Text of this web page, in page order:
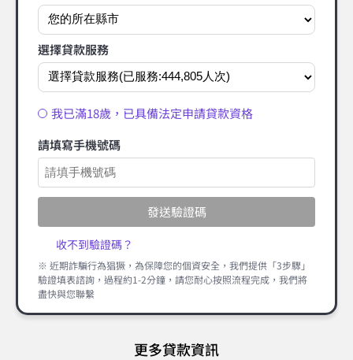
選擇貸款服務
我已滿18歲，已具備法定申請貸款資格
請填寫手機號碼
發送驗證碼
收不到驗證碼？
※ 近期詐騙行為猖獗，為保障您的個資安全，我們提供「3步驟」
驗證填表諮詢，過程約1-2分鐘，請您耐心按照流程完成，我們將
盡快與您聯繫
更多貸款資訊